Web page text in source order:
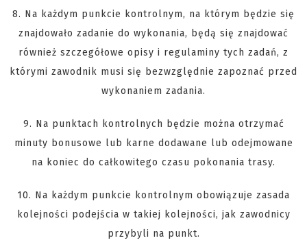
8. Na każdym punkcie kontrolnym, na którym będzie się
znajdowało zadanie do wykonania, będą się znajdować
również szczegółowe opisy i regulaminy tych zadań, z
którymi zawodnik musi się bezwzględnie zapoznać przed
wykonaniem zadania.
9. Na punktach kontrolnych będzie można otrzymać
minuty bonusowe lub karne dodawane lub odejmowane
na koniec do całkowitego czasu pokonania trasy.
10. Na każdym punkcie kontrolnym obowiązuje zasada
kolejności podejścia w takiej kolejności, jak zawodnicy
przybyli na punkt.